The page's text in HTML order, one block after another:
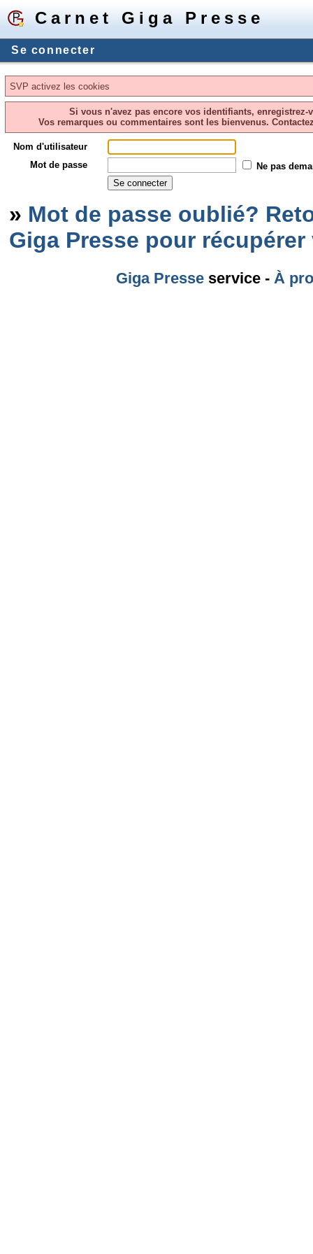
Carnet Giga Presse
Se connecter
SVP activez les cookies
Si vous n'avez pas encore vos identifiants,
Vos remarques ou commentaires sont les bienvenus.
Nom d'utilisateur
Mot de passe
Ne pas
» Mot de passe oublié?
Giga Presse pour
Giga Presse service - À